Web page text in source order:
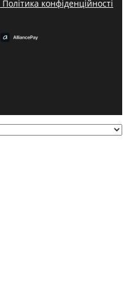
Політика конфіденційності